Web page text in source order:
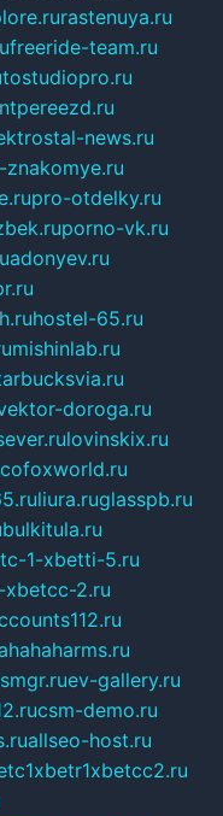
rastenuya.ru
freeride-team.ru
news.ru
znakomye.ru
pro-otdelky.ru
porno-vk.ru
adonyev.ru
hostel-65.ru
mishinlab.ru
doroga.ru
lovinskix.ru
liura.ruglasspb.ru
bulkitula.ru
1-xbetti-5.ru
2.ru
ev-gallery.ru
csm-demo.ru
allseo-host.ru